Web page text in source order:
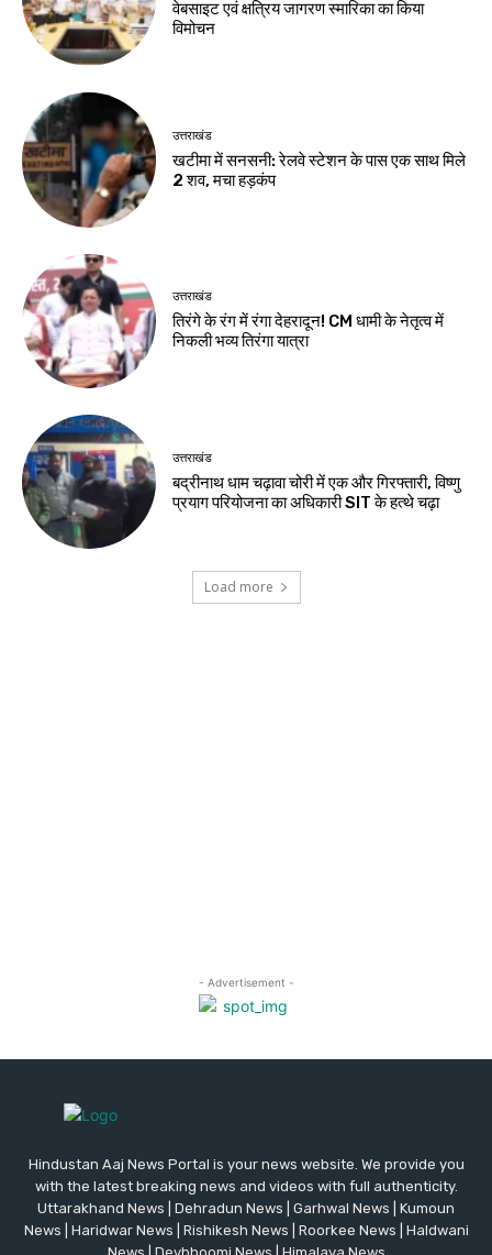
Hindustan Aaj News Portal is your news website. We provide you
with the latest breaking news and videos with full authenticity.
Uttarakhand News | Dehradun News | Garhwal News | Kumoun
News | Haridwar News | Rishikesh News | Roorkee News | Haldwani